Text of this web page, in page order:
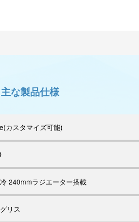
主な製品仕様
カスタマイズ可能)
240mmラジエーター搭載
リス